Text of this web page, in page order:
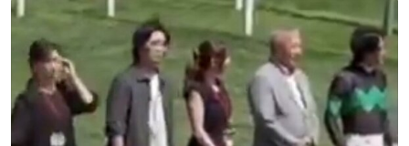
ト
数